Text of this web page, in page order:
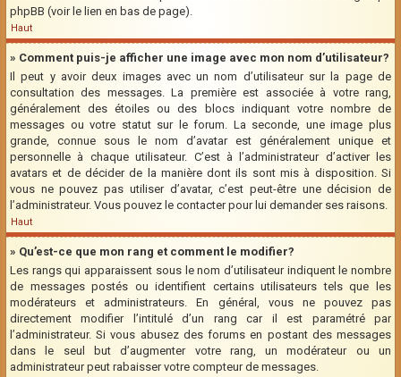
phpBB (voir le lien en bas de page).
Haut
» Comment puis-je afficher une image avec mon nom d’utilisateur?
Il peut y avoir deux images avec un nom d’utilisateur sur la page de
consultation des messages. La première est associée à votre rang,
généralement des étoiles ou des blocs indiquant votre nombre de
messages ou votre statut sur le forum. La seconde, une image plus
grande, connue sous le nom d’avatar est généralement unique et
personnelle à chaque utilisateur. C’est à l’administrateur d’activer les
avatars et de décider de la manière dont ils sont mis à disposition. Si
vous ne pouvez pas utiliser d’avatar, c’est peut-être une décision de
l’administrateur. Vous pouvez le contacter pour lui demander ses raisons.
Haut
» Qu’est-ce que mon rang et comment le modifier?
Les rangs qui apparaissent sous le nom d’utilisateur indiquent le nombre
de messages postés ou identifient certains utilisateurs tels que les
modérateurs et administrateurs. En général, vous ne pouvez pas
directement modifier l’intitulé d’un rang car il est paramétré par
l’administrateur. Si vous abusez des forums en postant des messages
dans le seul but d’augmenter votre rang, un modérateur ou un
administrateur peut rabaisser votre compteur de messages.